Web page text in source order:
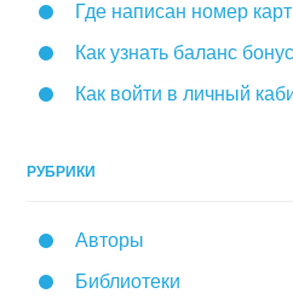
Где написан номер
Как узнать баланс
Как войти в личный
РУБРИКИ
Авторы
Библиотеки